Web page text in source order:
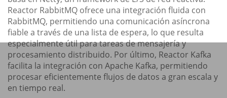
Reactor RabbitMQ ofrece una integración fluida con
RabbitMQ, permitiendo una comunicación asíncrona
fiable a través de una lista de espera, lo que resulta
especialmente útil para tareas de mensajería y
procesamiento distribuido. Por último, Reactor Kafka
facilita la integración con Apache Kafka, permitiendo
procesar eficientemente flujos de datos a gran escala y
en tiempo real.